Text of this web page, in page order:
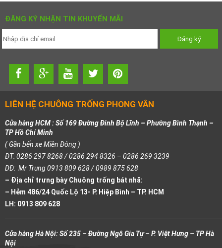
ĐĂNG KÝ NHẬN TIN KHUYẾN MÃI
LIÊN HỆ CHUÔNG TRỐNG PHONG VÂN
Cửa hàng HCM : Số 169 Đường Đinh Bộ Lĩnh – Phường Bình Thạnh –
TP Hồ Chí Minh
( Gần bến xe Miền Đông )
ĐT: 0286 297 8268 / 0286 294 8326 – 0286 269 3239
DĐ: Mr Trung 0913 809 628 / 0989 875 628
– Địa chỉ trưng bày Chuông trống bát nhã:
– Hẻm 486/24 Quốc Lộ 13- P. Hiệp Bình – TP. HCM
LH: 0913 809 628
Cửa hàng Hà Nội: Số 235 – Đường Ngô Gia Tự – P. Việt Hưng – TP Hà
Nội